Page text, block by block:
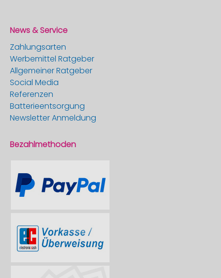
News & Service
Zahlungsarten
Werbemittel Ratgeber
Allgemeiner Ratgeber
Social Media
Referenzen
Batterieentsorgung
Newsletter Anmeldung
Bezahlmethoden